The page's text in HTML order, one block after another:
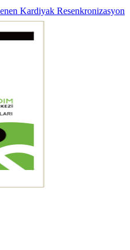
Kardiyak Resenkronizasyon